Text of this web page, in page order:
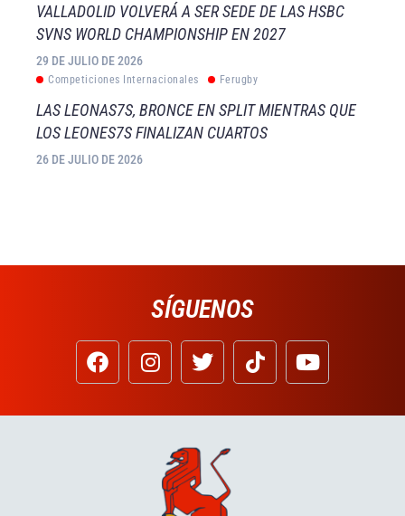
VALLADOLID VOLVERÁ A SER SEDE DE LAS HSBC
SVNS WORLD CHAMPIONSHIP EN 2027
29 DE JULIO DE 2026
Competiciones Internacionales Ferugby
LAS LEONAS7S, BRONCE EN SPLIT MIENTRAS QUE
LOS LEONES7S FINALIZAN CUARTOS
26 DE JULIO DE 2026
SÍGUENOS